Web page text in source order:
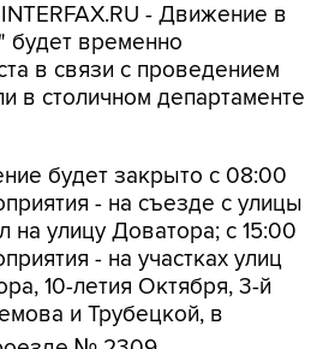
- Движение в
будет временно
в связи с проведением
в столичном департаменте
будет закрыто с 08:00
- на съезде с улицы
на улицу Доватора; с 15:00
- на участках улиц
10-летия Октября, 3-й
и Трубецкой, в